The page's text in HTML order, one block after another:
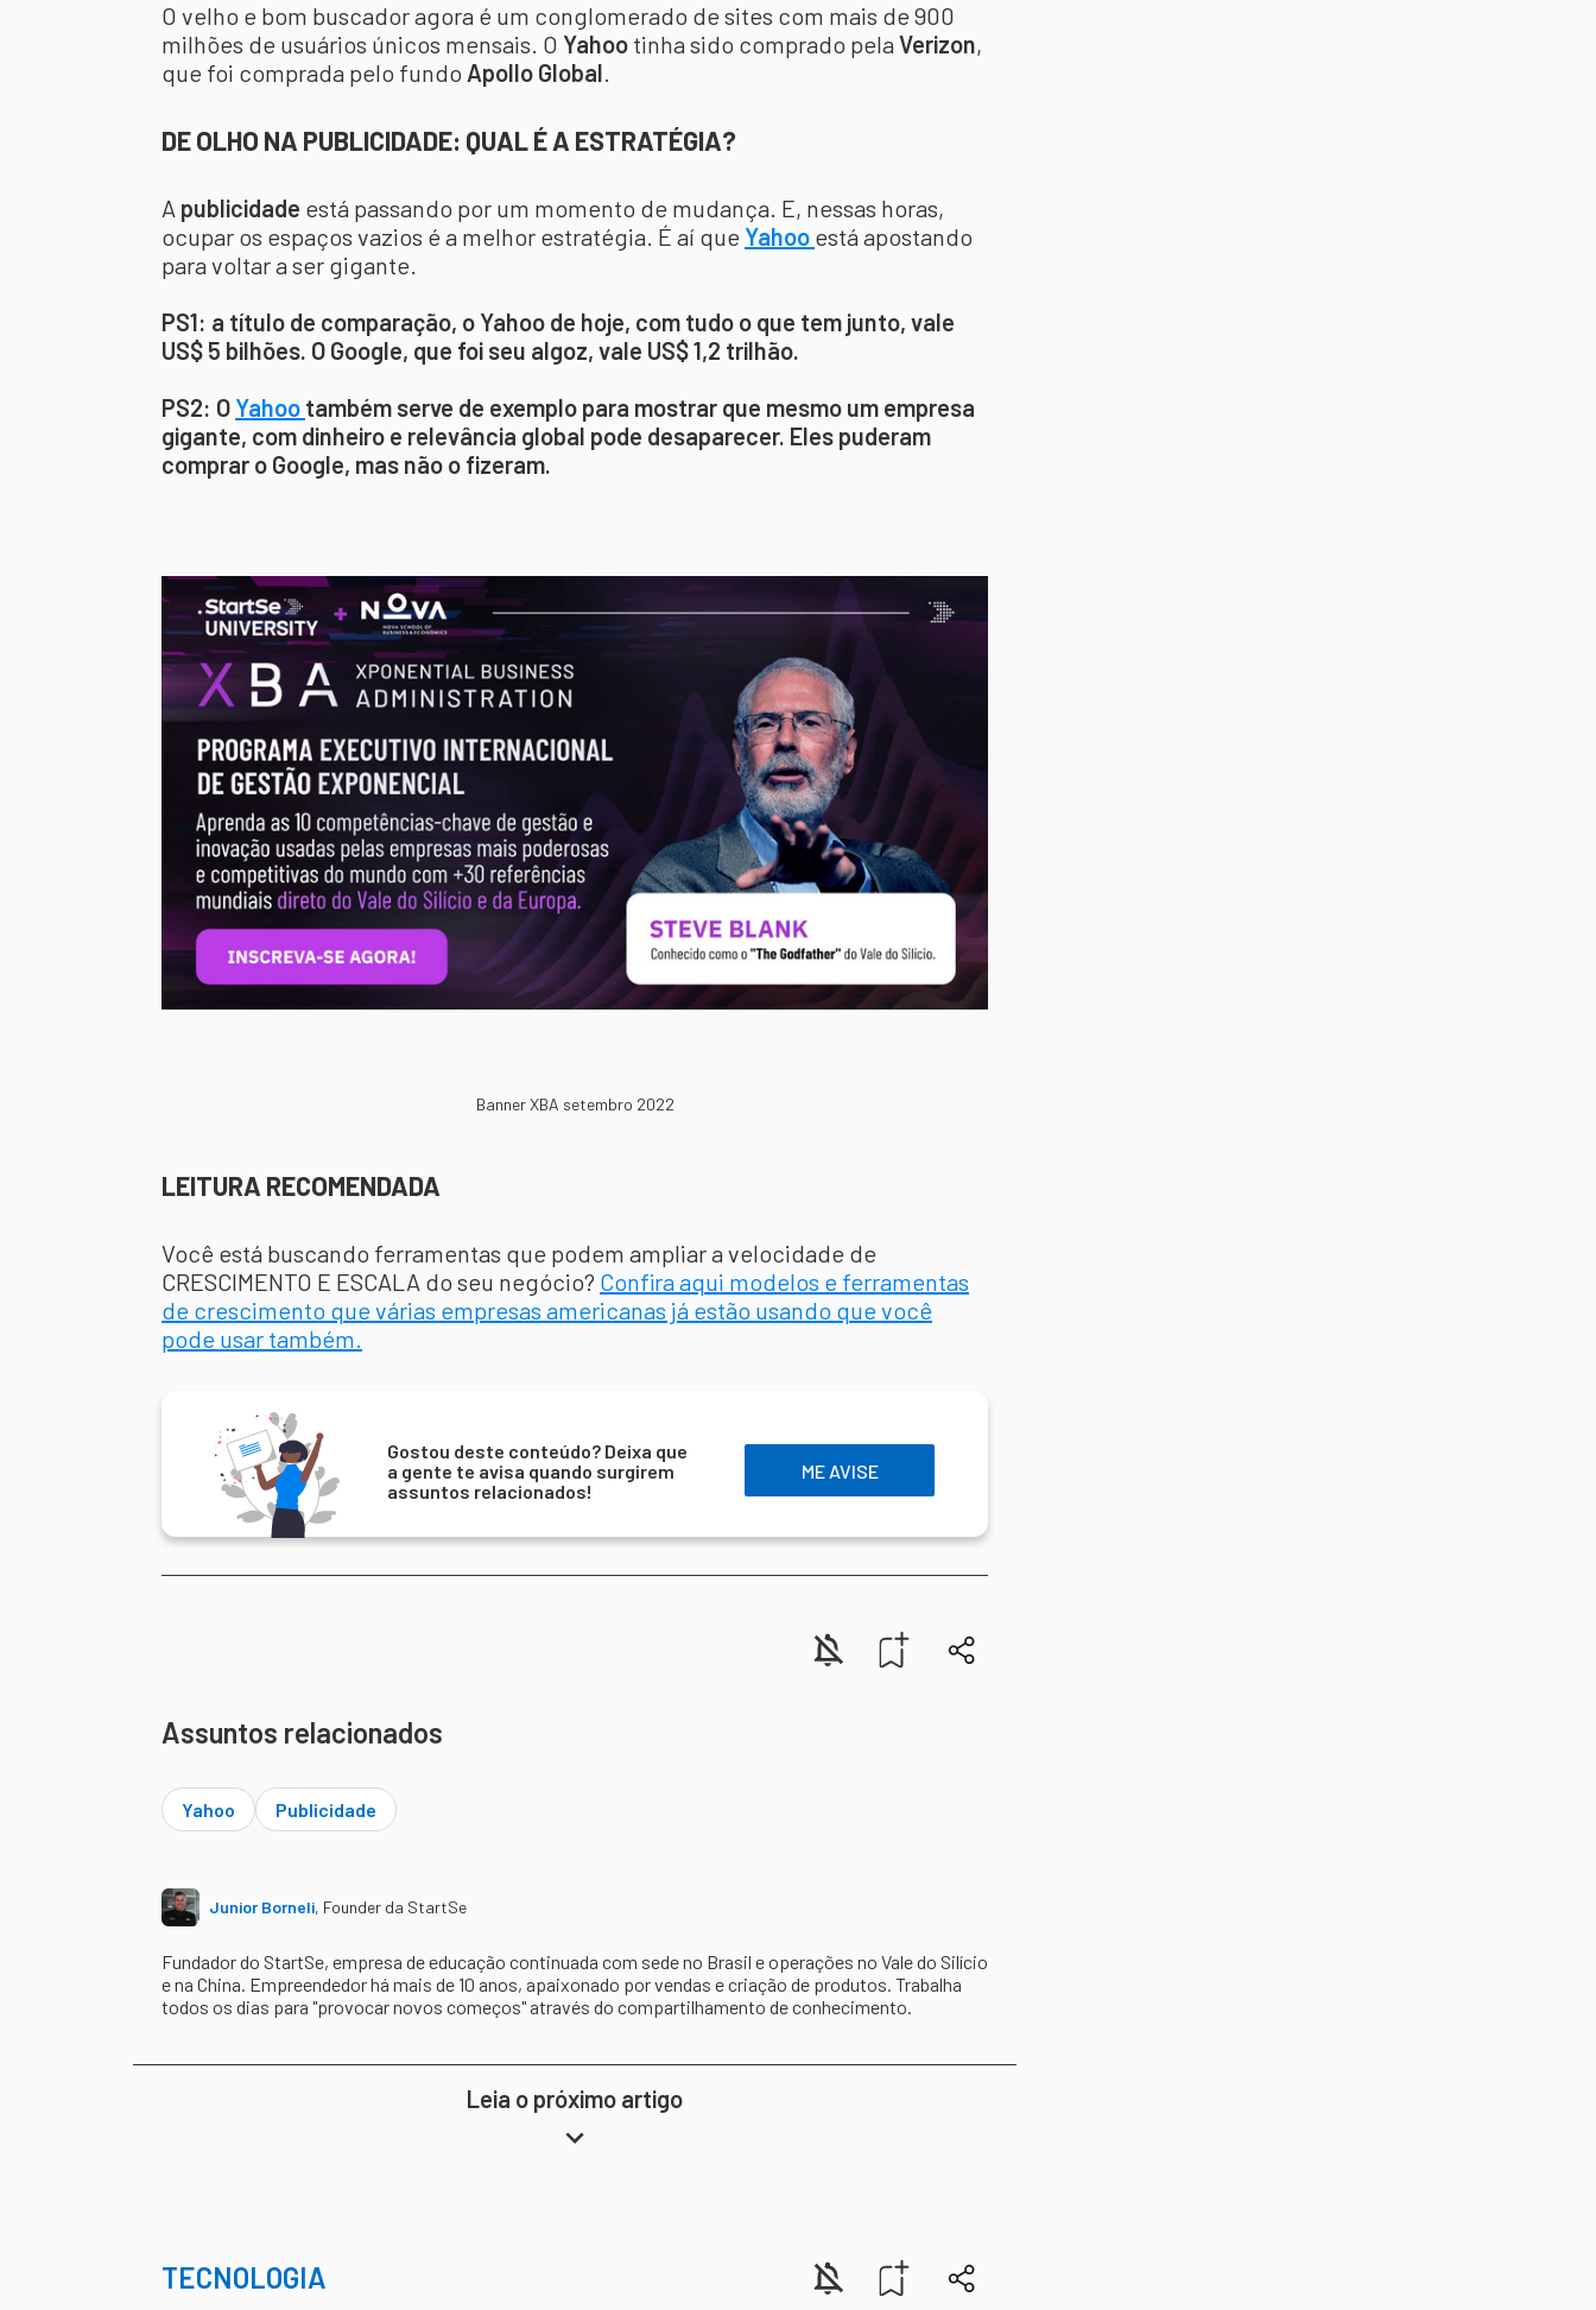
O velho e bom buscador agora é um conglomerado de sites com mais de 900
milhões de usuários únicos mensais. O Yahoo tinha sido comprado pela Verizon,
que foi comprada pelo fundo Apollo Global.
DE OLHO NA PUBLICIDADE: QUAL É A ESTRATÉGIA?
A publicidade está passando por um momento de mudança. E, nessas horas,
ocupar os espaços vazios é a melhor estratégia. É aí que Yahoo está apostando
para voltar a ser gigante.
PS1: a título de comparação, o Yahoo de hoje, com tudo o que tem junto, vale
US$ 5 bilhões. O Google, que foi seu algoz, vale US$ 1,2 trilhão.
PS2: O Yahoo também serve de exemplo para mostrar que mesmo um empresa
gigante, com dinheiro e relevância global pode desaparecer. Eles puderam
comprar o Google, mas não o fizeram.
Banner XBA setembro 2022
LEITURA RECOMENDADA
Você está buscando ferramentas que podem ampliar a velocidade de
CRESCIMENTO E ESCALA do seu negócio? Confira aqui modelos e ferramentas
de crescimento que várias empresas americanas já estão usando que você
pode usar também.
Gostou deste conteúdo? Deixa que
a gente te avisa quando surgirem
assuntos relacionados!
ME AVISE
Assuntos relacionados
Yahoo Publicidade
Junior Borneli, Founder da StartSe
Fundador do StartSe, empresa de educação continuada com sede no Brasil e operações no Vale do Silício
e na China. Empreendedor há mais de 10 anos, apaixonado por vendas e criação de produtos. Trabalha
todos os dias para "provocar novos começos" através do compartilhamento de conhecimento.
Leia o próximo artigo
TECNOLOGIA